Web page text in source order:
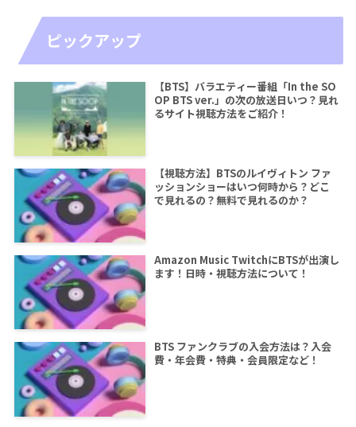
ピックアップ
【BTS】バラエティー番組「In the SO
OP BTS ver.」の次の放送日いつ？見れ
るサイト視聴方法をご紹介！
【視聴方法】BTSのルイヴィトン ファ
ッションショーはいつ何時から？どこ
で見れるの？無料で見れるのか？
Amazon Music TwitchにBTSが出演し
ます！日時・視聴方法について！
BTS ファンクラブの入会方法は？入会
費・年会費・特典・会員限定など！